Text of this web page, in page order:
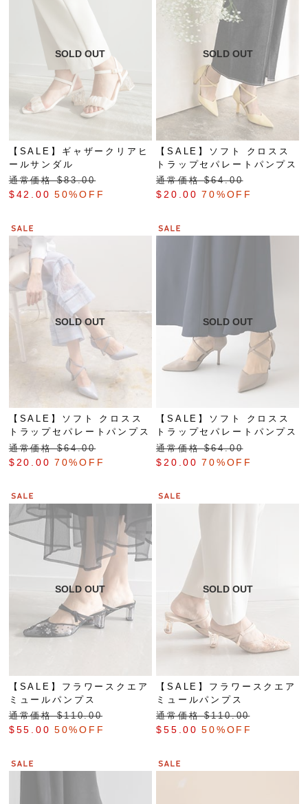
【SALE】ギャザークリアヒ
ールサンダル
通常価格 $‌83.00
$‌42.00 50%OFF
【SALE】ソフト クロスス
トラップセパレートパンプス
通常価格 $‌64.00
$‌20.00 70%OFF
【SALE】ソフト クロスス
トラップセパレートパンプス
通常価格 $‌64.00
$‌20.00 70%OFF
【SALE】ソフト クロスス
トラップセパレートパンプス
通常価格 $‌64.00
$‌20.00 70%OFF
【SALE】フラワースクエア
ミュールパンプス
通常価格 $‌110.00
$‌55.00 50%OFF
【SALE】フラワースクエア
ミュールパンプス
通常価格 $‌110.00
$‌55.00 50%OFF